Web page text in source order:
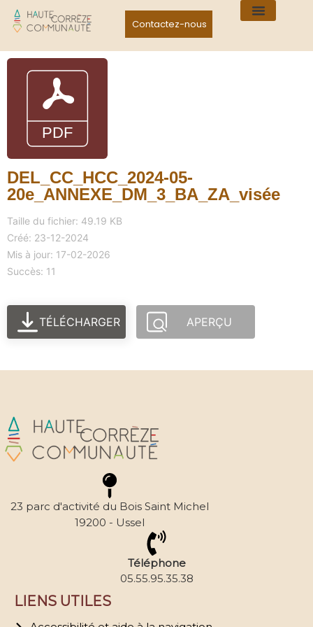
Contactez-nous
DEL_CC_HCC_2024-05-
20e_ANNEXE_DM_3_BA_ZA_visée
Taille du fichier: 49.19 KB
Créé: 23-12-2024
Mis à jour: 17-02-2026
Succès: 11
TÉLÉCHARGER APERÇU
23 parc d'activité du Bois Saint Michel
19200 - Ussel
Téléphone
05.55.95.35.38
LIENS UTILES